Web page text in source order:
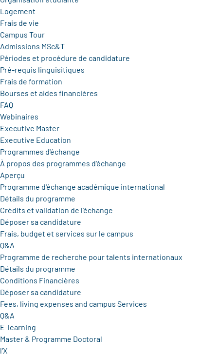
Logement
Frais de vie
Campus Tour
Admissions MSc&T
Périodes et procédure de candidature
Pré-requis linguisitiques
Frais de formation
Bourses et aides financières
FAQ
Webinaires
Executive Master
Executive Education
Programmes d'échange
À propos des programmes d'échange
Aperçu
Programme d'échange académique international
Détails du programme
Crédits et validation de l'échange
Déposer sa candidature
Frais, budget et services sur le campus
Q&A
Programme de recherche pour talents internationaux
Détails du programme
Conditions Financières
Déposer sa candidature
Fees, living expenses and campus Services
Q&A
E-learning
Master & Programme Doctoral
l'X